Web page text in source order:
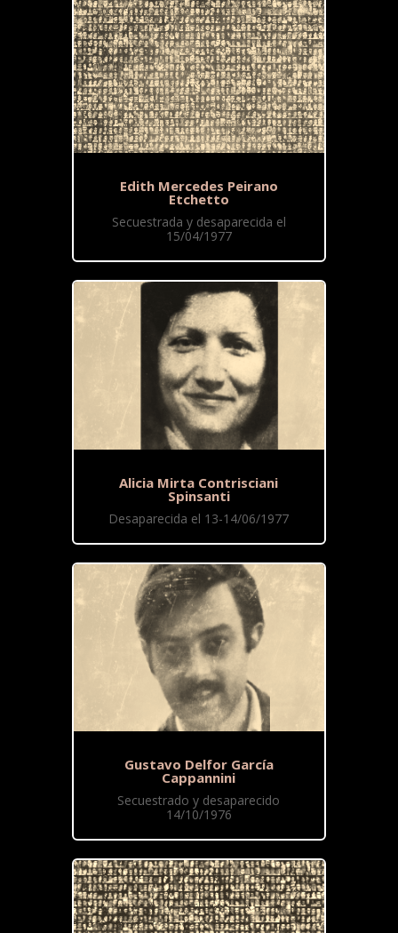
Edith Mercedes Peirano
Etchetto
Secuestrada y desaparecida el
15/04/1977
Alicia Mirta Contrisciani
Spinsanti
Desaparecida el 13-14/06/1977
Gustavo Delfor García
Cappannini
Secuestrado y desaparecido
14/10/1976